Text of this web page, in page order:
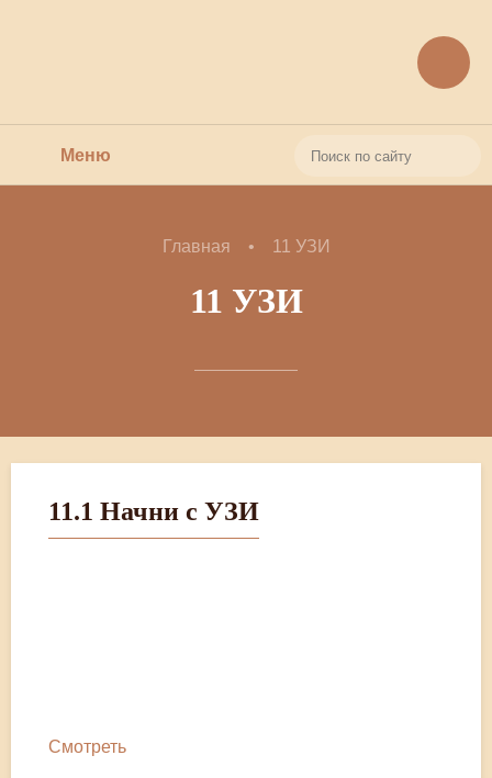
Меню
Документы
Поиск
по
сайту
Поиск
Главная 11 УЗИ
11 УЗИ
11.1 Начни с УЗИ
Смотреть